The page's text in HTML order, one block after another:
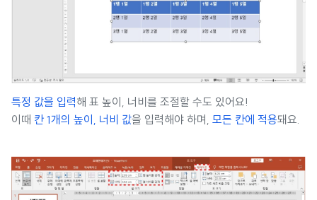
특정 값을 입력해 표 높이, 너비를 조절할 수도 있어요!
이때 칸 1개의 높이, 너비 값을 입력해야 하며, 모든 칸에 적용돼요.